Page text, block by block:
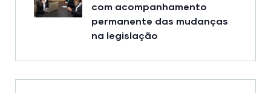
com acompanhamento
permanente das mudanças
na legislação